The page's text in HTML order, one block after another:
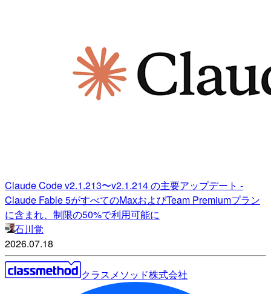
Claude Code v2.1.213〜v2.1.214 の主要アップデート -
Claude Fable 5がすべてのMaxおよびTeam Premiumプラン
に含まれ、制限の50%で利用可能に
石川覚
2026.07.18
クラスメソッド株式会社